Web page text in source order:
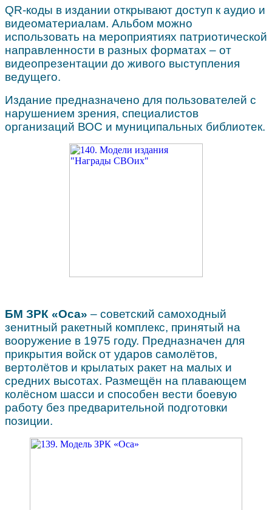
QR-коды в издании открывают доступ к аудио и
видеоматериалам. Альбом можно
использовать на мероприятиях патриотической
направленности в разных форматах – от
видеопрезентации до живого выступления
ведущего.
Издание предназначено для пользователей с
нарушением зрения, специалистов
организаций ВОС и муниципальных библиотек.
БМ ЗРК «Оса» – советский самоходный
зенитный ракетный комплекс, принятый на
вооружение в 1975 году. Предназначен для
прикрытия войск от ударов самолётов,
вертолётов и крылатых ракет на малых и
средних высотах. Размещён на плавающем
колёсном шасси и способен вести боевую
работу без предварительной подготовки
позиции.